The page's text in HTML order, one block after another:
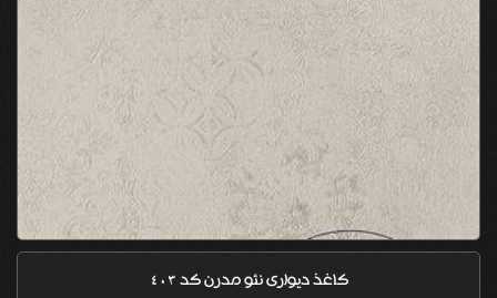
کاغذ دیواری نئو مدرن کد 403